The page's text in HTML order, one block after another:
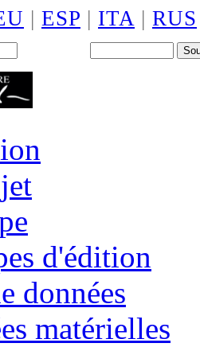
| ESP | ITA | RUS
d'édition
données
matérielles